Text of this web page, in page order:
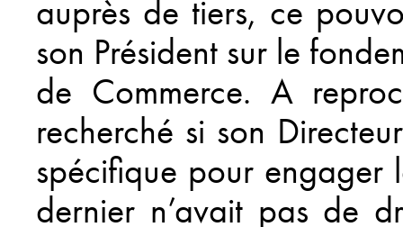
auprès de tiers, ce
son Président sur le
de Commerce. A
recherché si son
spécifique pour engager
dernier n’avait pas de